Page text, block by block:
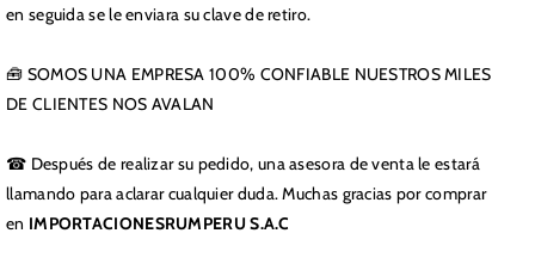
en seguida se le enviara su clave de retiro.
🧰 SOMOS UNA EMPRESA 100% CONFIABLE NUESTROS MILES
DE CLIENTES NOS AVALAN
☎ Después de realizar su pedido, una asesora de venta le estará
llamando para aclarar cualquier duda. Muchas gracias por comprar
en IMPORTACIONESRUMPERU S.A.C